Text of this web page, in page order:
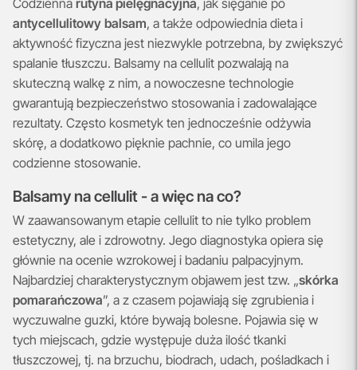
antycellulitowy balsam, a także odpowiednia dieta i
aktywność fizyczna jest niezwykle potrzebna, by zwiększyć
spalanie tłuszczu. Balsamy na cellulit pozwalają na
skuteczną walkę z nim, a nowoczesne technologie
gwarantują bezpieczeństwo stosowania i zadowalające
rezultaty. Często kosmetyk ten jednocześnie odżywia
skórę, a dodatkowo pięknie pachnie, co umila jego
codzienne stosowanie.
Balsamy na cellulit - a więc na co?
W zaawansowanym etapie cellulit to nie tylko problem
estetyczny, ale i zdrowotny. Jego diagnostyka opiera się
głównie na ocenie wzrokowej i badaniu palpacyjnym.
Najbardziej charakterystycznym objawem jest tzw. „skórka
pomarańczowa”, a z czasem pojawiają się zgrubienia i
wyczuwalne guzki, które bywają bolesne. Pojawia się w
tych miejscach, gdzie występuje duża ilość tkanki
tłuszczowej, tj. na brzuchu, biodrach, udach, pośladkach i